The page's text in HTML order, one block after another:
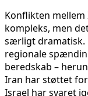
Konflikten
kompleks, men
særligt dramatisk.
regionale
beredskab –
Iran har støttet
Israel har svaret